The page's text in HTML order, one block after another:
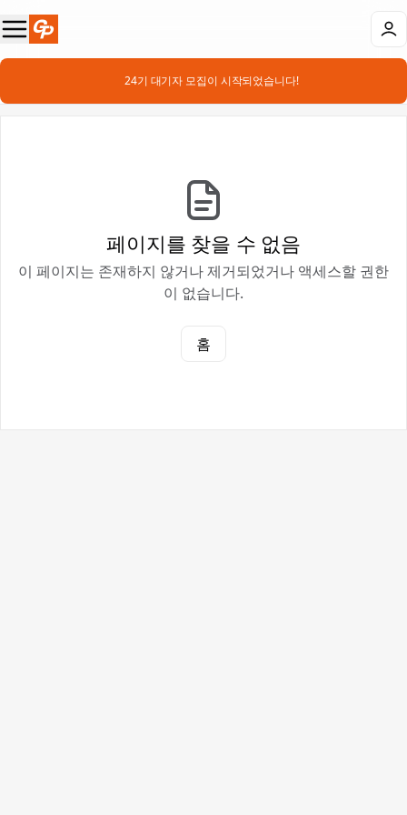
📣 24기 대기자 모집이 시작되었습니다!
페이지를 찾을 수 없음
이 페이지는 존재하지 않거나 제거되었거나 액세스할 권한
이 없습니다.
홈